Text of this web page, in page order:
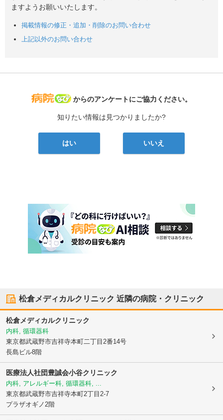
ますようお願いいたします。
掲載情報の修正・追加・削除のお問い合わせ
上記以外のお問い合わせ
病院なび
からのアンケートにご協力ください。
知りたい情報は見つかりましたか?
はい いいえ
松倉メディカルクリニック 近隣の病院・クリニック
松倉メディカルクリニック
内科, 循環器科
東京都武蔵野市吉祥寺本町二丁目2番14号
長島ビル8階
医療法人社団豊誠会小谷クリニック
内科, アレルギー科, 循環器科, ...
東京都武蔵野市吉祥寺本町2丁目2-7
プラザオギノ2階